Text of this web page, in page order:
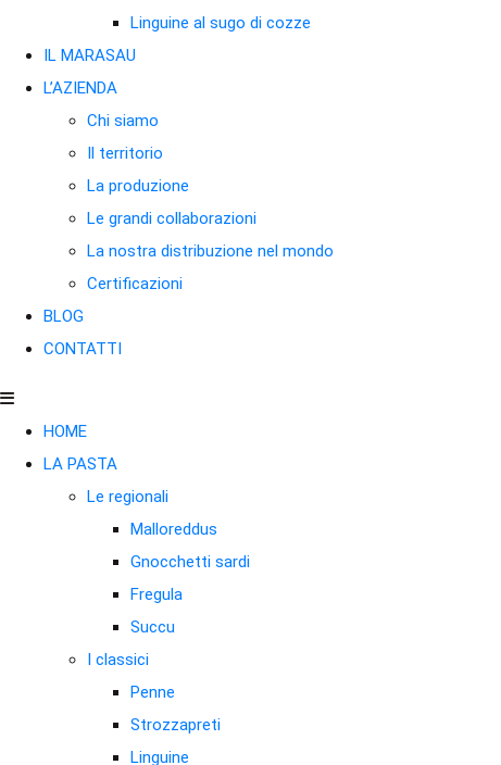
Linguine al sugo di cozze
IL MARASAU
L’AZIENDA
Chi siamo
Il territorio
La produzione
Le grandi collaborazioni
La nostra distribuzione nel mondo
Certificazioni
BLOG
CONTATTI
HOME
LA PASTA
Le regionali
Malloreddus
Gnocchetti sardi
Fregula
Succu
I classici
Penne
Strozzapreti
Linguine